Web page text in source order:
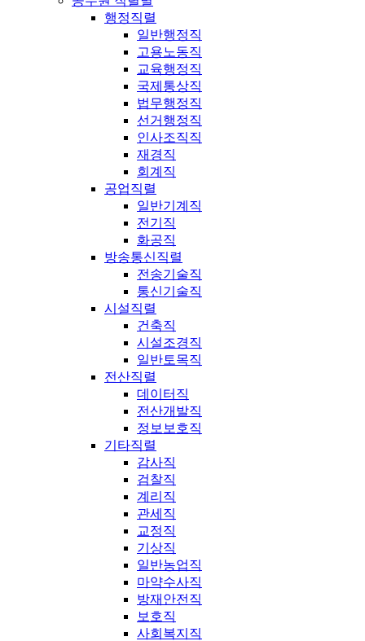
행정직렬
일반행정직
고용노동직
교육행정직
국제통상직
법무행정직
선거행정직
인사조직직
재경직
회계직
공업직렬
일반기계직
전기직
화공직
방송통신직렬
전송기술직
통신기술직
시설직렬
건축직
시설조경직
일반토목직
전산직렬
데이터직
전산개발직
정보보호직
기타직렬
감사직
검찰직
계리직
관세직
교정직
기상직
일반농업직
마약수사직
방재안전직
보호직
사회복지직